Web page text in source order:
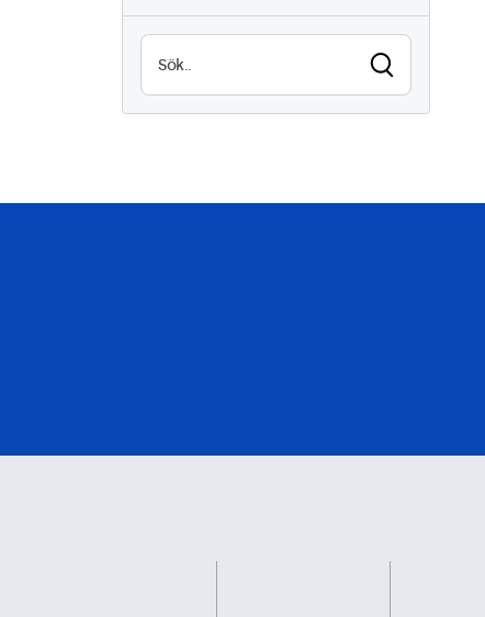
VESA 75 x 75
6